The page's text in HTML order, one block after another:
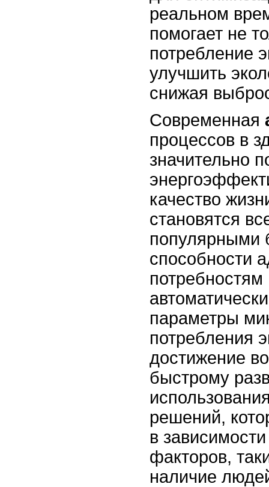
реальном
помогает не
потребление
улучшить
снижая
Современная
процессов в
значительно
качество
становятся
популярными
способности
параметры
потребления
достижение
быстрому
решений,
в
факторов,
наличие